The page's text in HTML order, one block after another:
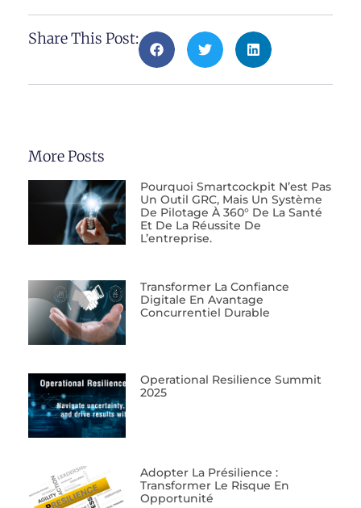
Share This Post:
More Posts
Pourquoi Smartcockpit N’est Pas
Un Outil GRC, Mais Un Système
De Pilotage À 360° De La Santé
Et De La Réussite De
L’entreprise.
Transformer La Confiance
Digitale En Avantage
Concurrentiel Durable
Operational Resilience Summit
2025
Adopter La Présilience :
Transformer Le Risque En
Opportunité